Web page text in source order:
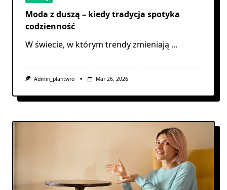
Moda z duszą – kiedy tradycja spotyka
codzienność
W świecie, w którym trendy zmieniają ...
Admin_plantwro Mar 26, 2026